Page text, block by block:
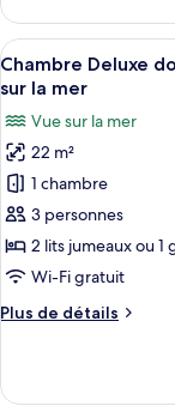
avec
lits
jumeaux,
1
chambre,
vue
partielle
sur
la
mer
Chambre
Standard
double
ou
lits
jumeaux,
chambre,
vue
sur
la
Afficher
toutes
photos
pour
ce
type
de
chambre :
Deluxe
7
Chambre Deluxe
sur la mer
Vue sur la mer
22 m²
1 chambre
3 personnes
2 lits jumeaux ou 1
Wi-Fi gratuit
Plus de détails
Plus
Chambre